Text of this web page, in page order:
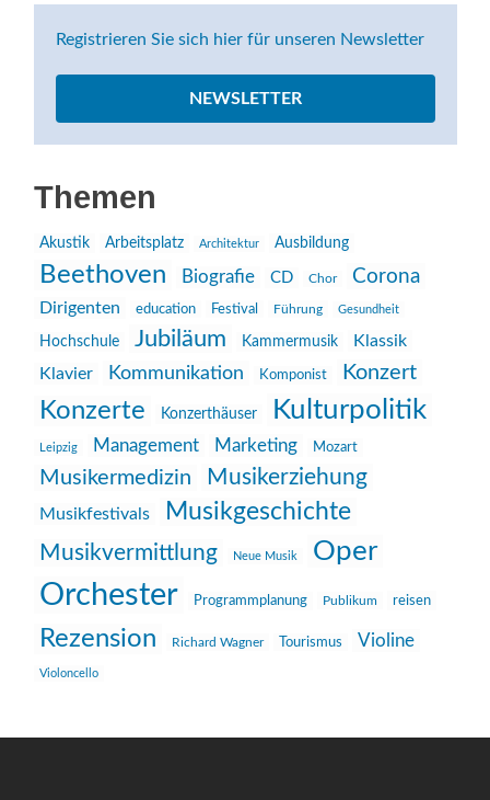
Registrieren Sie sich hier für unseren Newsletter
NEWSLETTER
Themen
Akustik Arbeitsplatz Architektur Ausbildung
Beethoven Biografie CD Chor Corona
Dirigenten education Festival Führung Gesundheit
Hochschule Jubiläum Kammermusik
Klassik
Klavier
Kommunikation Komponist Konzert
Konzerte Konzerthäuser Kulturpolitik
Leipzig Management Marketing Mozart
Musikermedizin Musikerziehung
Musikfestivals Musikgeschichte
Musikvermittlung Neue Musik Oper
Orchester Programmplanung Publikum reisen
Rezension Richard Wagner Tourismus Violine
Violoncello